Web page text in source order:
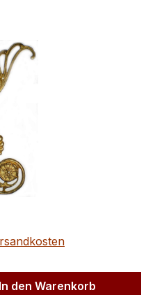
den
In den Warenkorb